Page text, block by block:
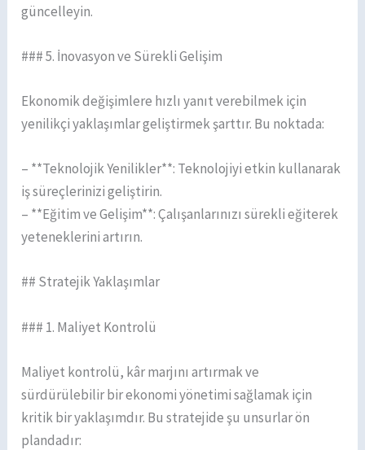
güncelleyin.
### 5. İnovasyon ve Sürekli Gelişim
Ekonomik değişimlere hızlı yanıt verebilmek için
yenilikçi yaklaşımlar geliştirmek şarttır. Bu noktada:
– **Teknolojik Yenilikler**: Teknolojiyi etkin kullanarak
iş süreçlerinizi geliştirin.
– **Eğitim ve Gelişim**: Çalışanlarınızı sürekli eğiterek
yeteneklerini artırın.
## Stratejik Yaklaşımlar
### 1. Maliyet Kontrolü
Maliyet kontrolü, kâr marjını artırmak ve
sürdürülebilir bir ekonomi yönetimi sağlamak için
kritik bir yaklaşımdır. Bu stratejide şu unsurlar ön
plandadır: